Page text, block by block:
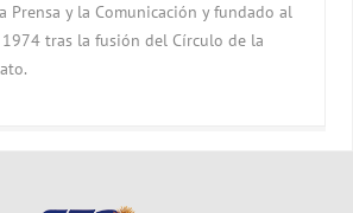
Prensa y la Comunicación y fundado al
tras la fusión del Círculo de la